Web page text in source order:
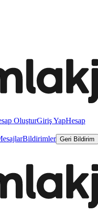
OluşturGiriş YapHesap
Bildirimler Geri Bildirim